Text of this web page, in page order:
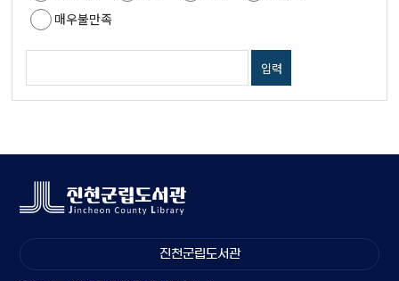
매우불만족
진천군립도서관